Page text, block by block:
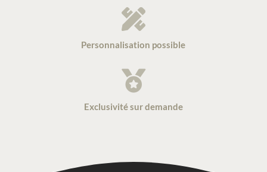

Personnalisation possible

Exclusivité sur demande